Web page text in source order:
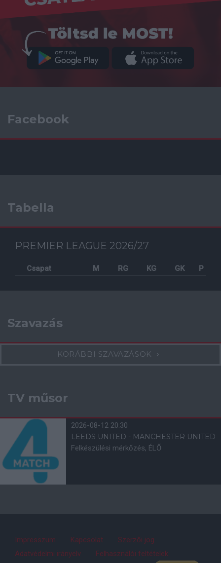
Facebook
Tabella
PREMIER LEAGUE 2026/27
Csapat M RG KG GK P
Szavazás
KORÁBBI SZAVAZÁSOK
TV műsor
2026-08-12 20:30
LEEDS UNITED - MANCHESTER UNITED
Felkészülési mérkőzés, ÉLŐ
Impresszum Kapcsolat
Szerzői jog
Adatvédelmi irányelv
Felhasználói feltételek